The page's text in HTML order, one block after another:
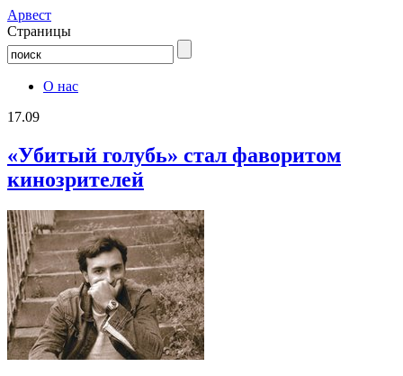
Aрвест
Страницы
О нас
17.09
«Убитый голубь» стал фаворитом
кинозрителей